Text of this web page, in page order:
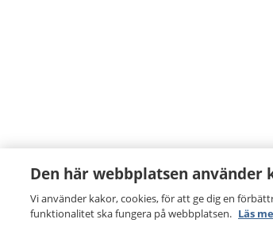
Den här webbplatsen använder
Vi använder kakor, cookies, för att ge dig en
funktionalitet ska fungera på webbplatsen. Läs